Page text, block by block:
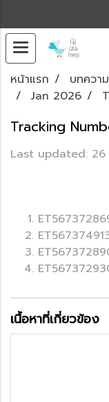
หน้าแรก บทควา
Jan 2026
Tracking
Last updated: 26
เนื้อหาที่เกี่ยวข้อง